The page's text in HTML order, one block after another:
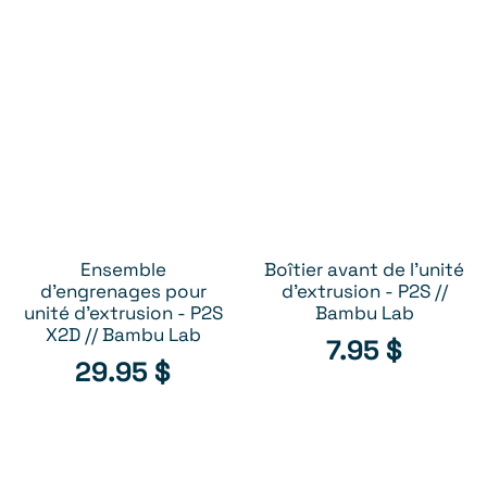
AJOUTER AU PANIER
Ensemble
d'engrenages pour
unité d'extrusion - P2S
X2D // Bambu Lab
29.95$
AJOUTER AU PANIER
Boîtier avant de l'unité
d'extrusion - P2S //
Bambu Lab
7.95$